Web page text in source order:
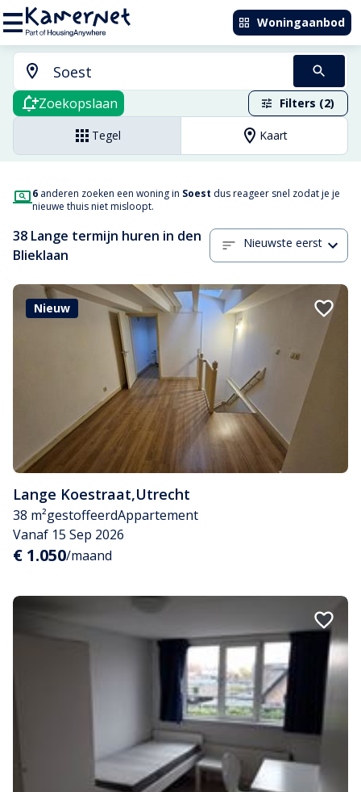
Woningaanbod
Zoekopslaan Filters (2)
Tegel Kaart
6 anderen zoeken een woning in Soest dus reageer snel zodat je je
nieuwe thuis niet misloopt.
38 Lange termijn huren in den
Blieklaan
Nieuwste eerst
Nieuw
Lange Koestraat,Utrecht
38 m²gestoffeerdAppartement
Vanaf 15 Sep 2026
€ 1.050/maand